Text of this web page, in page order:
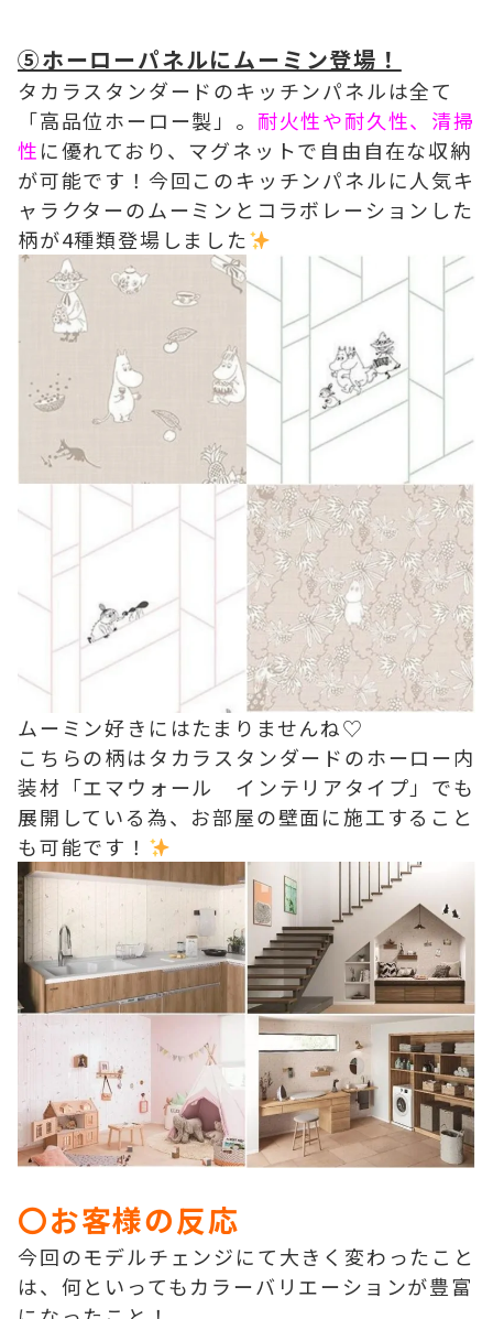
⑤ホーローパネルにムーミン登場！
タカラスタンダードのキッチンパネルは全て
「高品位ホーロー製」。 耐火性や耐久性、清掃
性に優れており、マグネットで自由自在な収納
が可能です！今回このキッチンパネルに人気キ
ャラクターのムーミンとコラボレーションした
柄が4種類登場しました
ムーミン好きにはたまりませんね♡
こちらの柄はタカラスタンダードのホーロー内
装材「エマウォール インテリアタイプ」でも
展開している為、お部屋の壁面に施工すること
も可能です！
〇お客様の反応
今回のモデルチェンジにて大きく変わったこと
は、何といってもカラーバリエーションが豊富